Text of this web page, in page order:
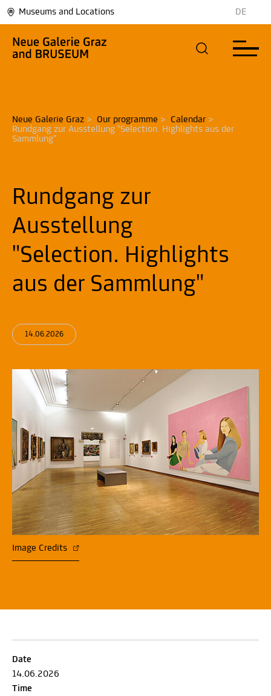
Museums and Locations DE
Neue Galerie Graz > Our programme > Calendar >
Rundgang zur Ausstellung "Selection. Highlights aus der
Sammlung"
Rundgang zur
Ausstellung
"Selection. Highlights
aus der Sammlung"
14.06.2026
Image Credits
Date
14.06.2026
Time